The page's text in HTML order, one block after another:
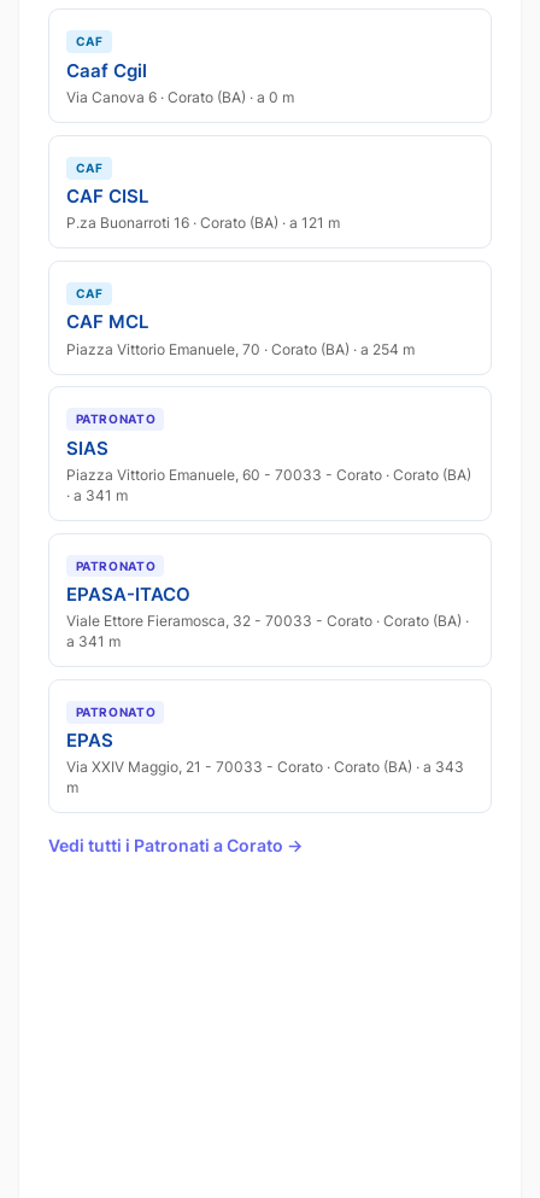
CAF
Caaf Cgil
Via Canova 6 · Corato (BA) · a 0 m
CAF
CAF CISL
P.za Buonarroti 16 · Corato (BA) · a 121 m
CAF
CAF MCL
Piazza Vittorio Emanuele, 70 · Corato (BA) · a 254 m
PATRONATO
SIAS
Piazza Vittorio Emanuele, 60 - 70033 - Corato · Corato (BA)
· a 341 m
PATRONATO
EPASA-ITACO
Viale Ettore Fieramosca, 32 - 70033 - Corato · Corato (BA) ·
a 341 m
PATRONATO
EPAS
Via XXIV Maggio, 21 - 70033 - Corato · Corato (BA) · a 343
m
Vedi tutti i Patronati a Corato →